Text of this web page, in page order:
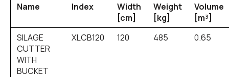
Name Index
Width
[cm]
Weight
[kg]
Volume
[m³]
SILAGE
CUTTER
WITH
BUCKET
XLCB120 120 485 0.65